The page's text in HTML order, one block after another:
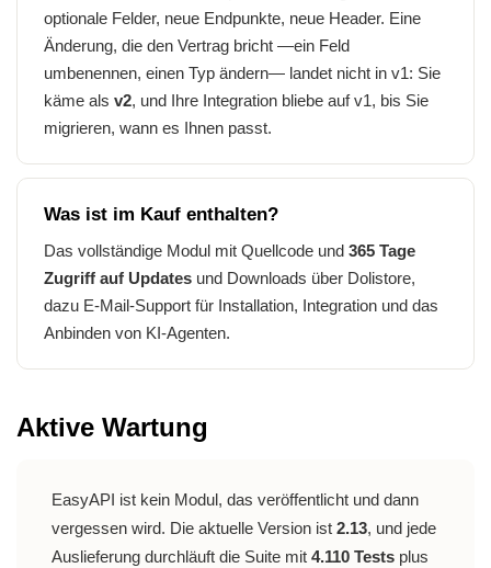
optionale Felder, neue Endpunkte, neue Header. Eine
Änderung, die den Vertrag bricht —ein Feld
umbenennen, einen Typ ändern— landet nicht in v1: Sie
käme als v2, und Ihre Integration bliebe auf v1, bis Sie
migrieren, wann es Ihnen passt.
Was ist im Kauf enthalten?
Das vollständige Modul mit Quellcode und 365 Tage
Zugriff auf Updates und Downloads über Dolistore,
dazu E-Mail-Support für Installation, Integration und das
Anbinden von KI-Agenten.
Aktive Wartung
EasyAPI ist kein Modul, das veröffentlicht und dann
vergessen wird. Die aktuelle Version ist 2.13, und jede
Auslieferung durchläuft die Suite mit 4.110 Tests plus